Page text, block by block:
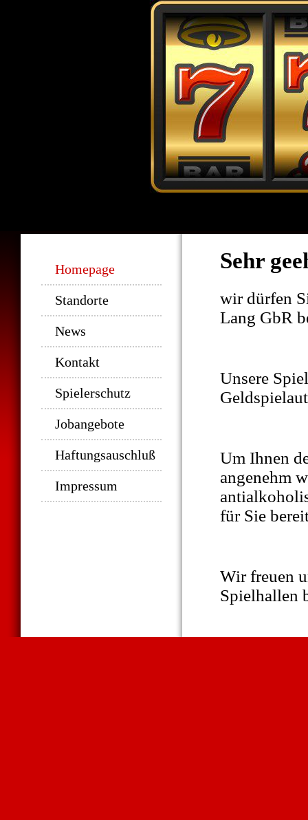
Sehr
wir dürfen
Lang GbR
Unsere
Um Ihnen
angenehm
für Sie
Wir freuen
Spielhallen
Navigation
überspringen
Homepage
Standorte
News
Kontakt
Spielerschutz
Jobangebote
Haftungsauschluß
Impressum